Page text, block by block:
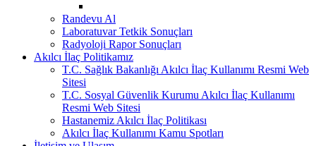
Randevu Al
Laboratuvar Tetkik Sonuçları
Radyoloji Rapor Sonuçları
Akılcı İlaç Politikamız
T.C. Sağlık Bakanlığı Akılcı İlaç Kullanımı Resmi Web
Sitesi
T.C. Sosyal Güvenlik Kurumu Akılcı İlaç Kullanımı
Resmi Web Sitesi
Hastanemiz Akılcı İlaç Politikası
Akılcı İlaç Kullanımı Kamu Spotları